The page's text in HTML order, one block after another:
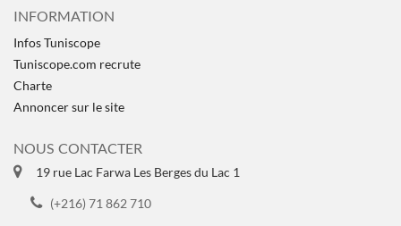
INFORMATION
Infos Tuniscope
Tuniscope.com recrute
Charte
Annoncer sur le site
NOUS CONTACTER
19 rue Lac Farwa Les Berges du Lac 1
(+216) 71 862 710